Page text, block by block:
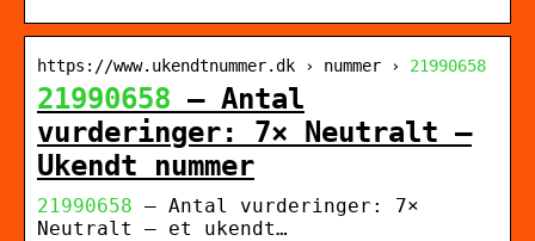
https://www.ukendtnummer.dk › nummer › 21990658
21990658 – Antal
vurderinger: 7× Neutralt –
Ukendt nummer
21990658 – Antal vurderinger: 7×
Neutralt – et ukendt…